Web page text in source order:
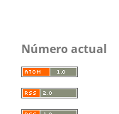
Número actual